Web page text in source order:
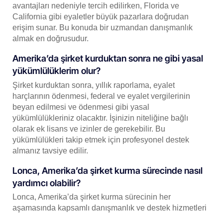
avantajları nedeniyle tercih edilirken, Florida ve
California gibi eyaletler büyük pazarlara doğrudan
erişim sunar. Bu konuda bir uzmandan danışmanlık
almak en doğrusudur.
Amerika’da şirket kurduktan sonra ne gibi yasal
yükümlülüklerim olur?
Şirket kurduktan sonra, yıllık raporlama, eyalet
harçlarının ödenmesi, federal ve eyalet vergilerinin
beyan edilmesi ve ödenmesi gibi yasal
yükümlülükleriniz olacaktır. İşinizin niteliğine bağlı
olarak ek lisans ve izinler de gerekebilir. Bu
yükümlülükleri takip etmek için profesyonel destek
almanız tavsiye edilir.
Lonca, Amerika’da şirket kurma sürecinde nasıl
yardımcı olabilir?
Lonca, Amerika’da şirket kurma sürecinin her
aşamasında kapsamlı danışmanlık ve destek hizmetleri